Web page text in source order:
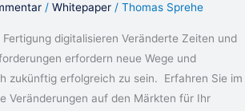
/ Whitepaper / Thomas Sprehe
digitalisieren Veränderte Zeiten und
erfordern neue Wege und
zukünftig erfolgreich zu sein. Erfahren Sie im
Veränderungen auf den Märkten für Ihr